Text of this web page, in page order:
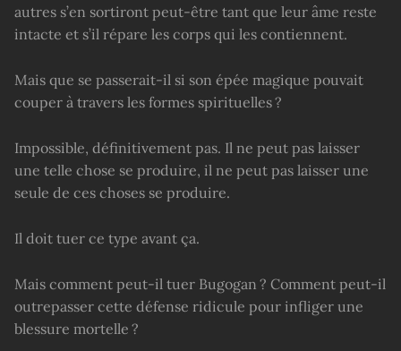
autres s’en sortiront peut-être tant que leur âme reste
intacte et s’il répare les corps qui les contiennent.
Mais que se passerait-il si son épée magique pouvait
couper à travers les formes spirituelles ?
Impossible, définitivement pas. Il ne peut pas laisser
une telle chose se produire, il ne peut pas laisser une
seule de ces choses se produire.
Il doit tuer ce type avant ça.
Mais comment peut-il tuer Bugogan ? Comment peut-il
outrepasser cette défense ridicule pour infliger une
blessure mortelle ?